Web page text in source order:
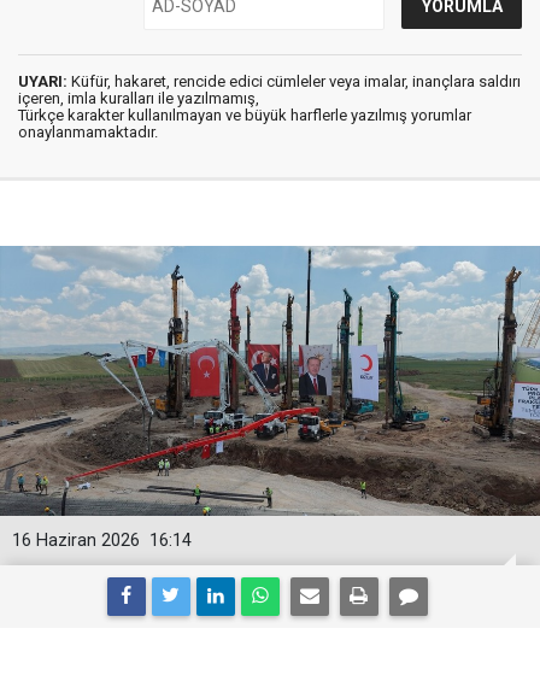
UYARI: Küfür, hakaret, rencide edici cümleler veya imalar, inançlara saldırı
içeren, imla kuralları ile yazılmamış,
Türkçe karakter kullanılmayan ve büyük harflerle yazılmış yorumlar
onaylanmamaktadır.
16:14
16 Haziran 2026